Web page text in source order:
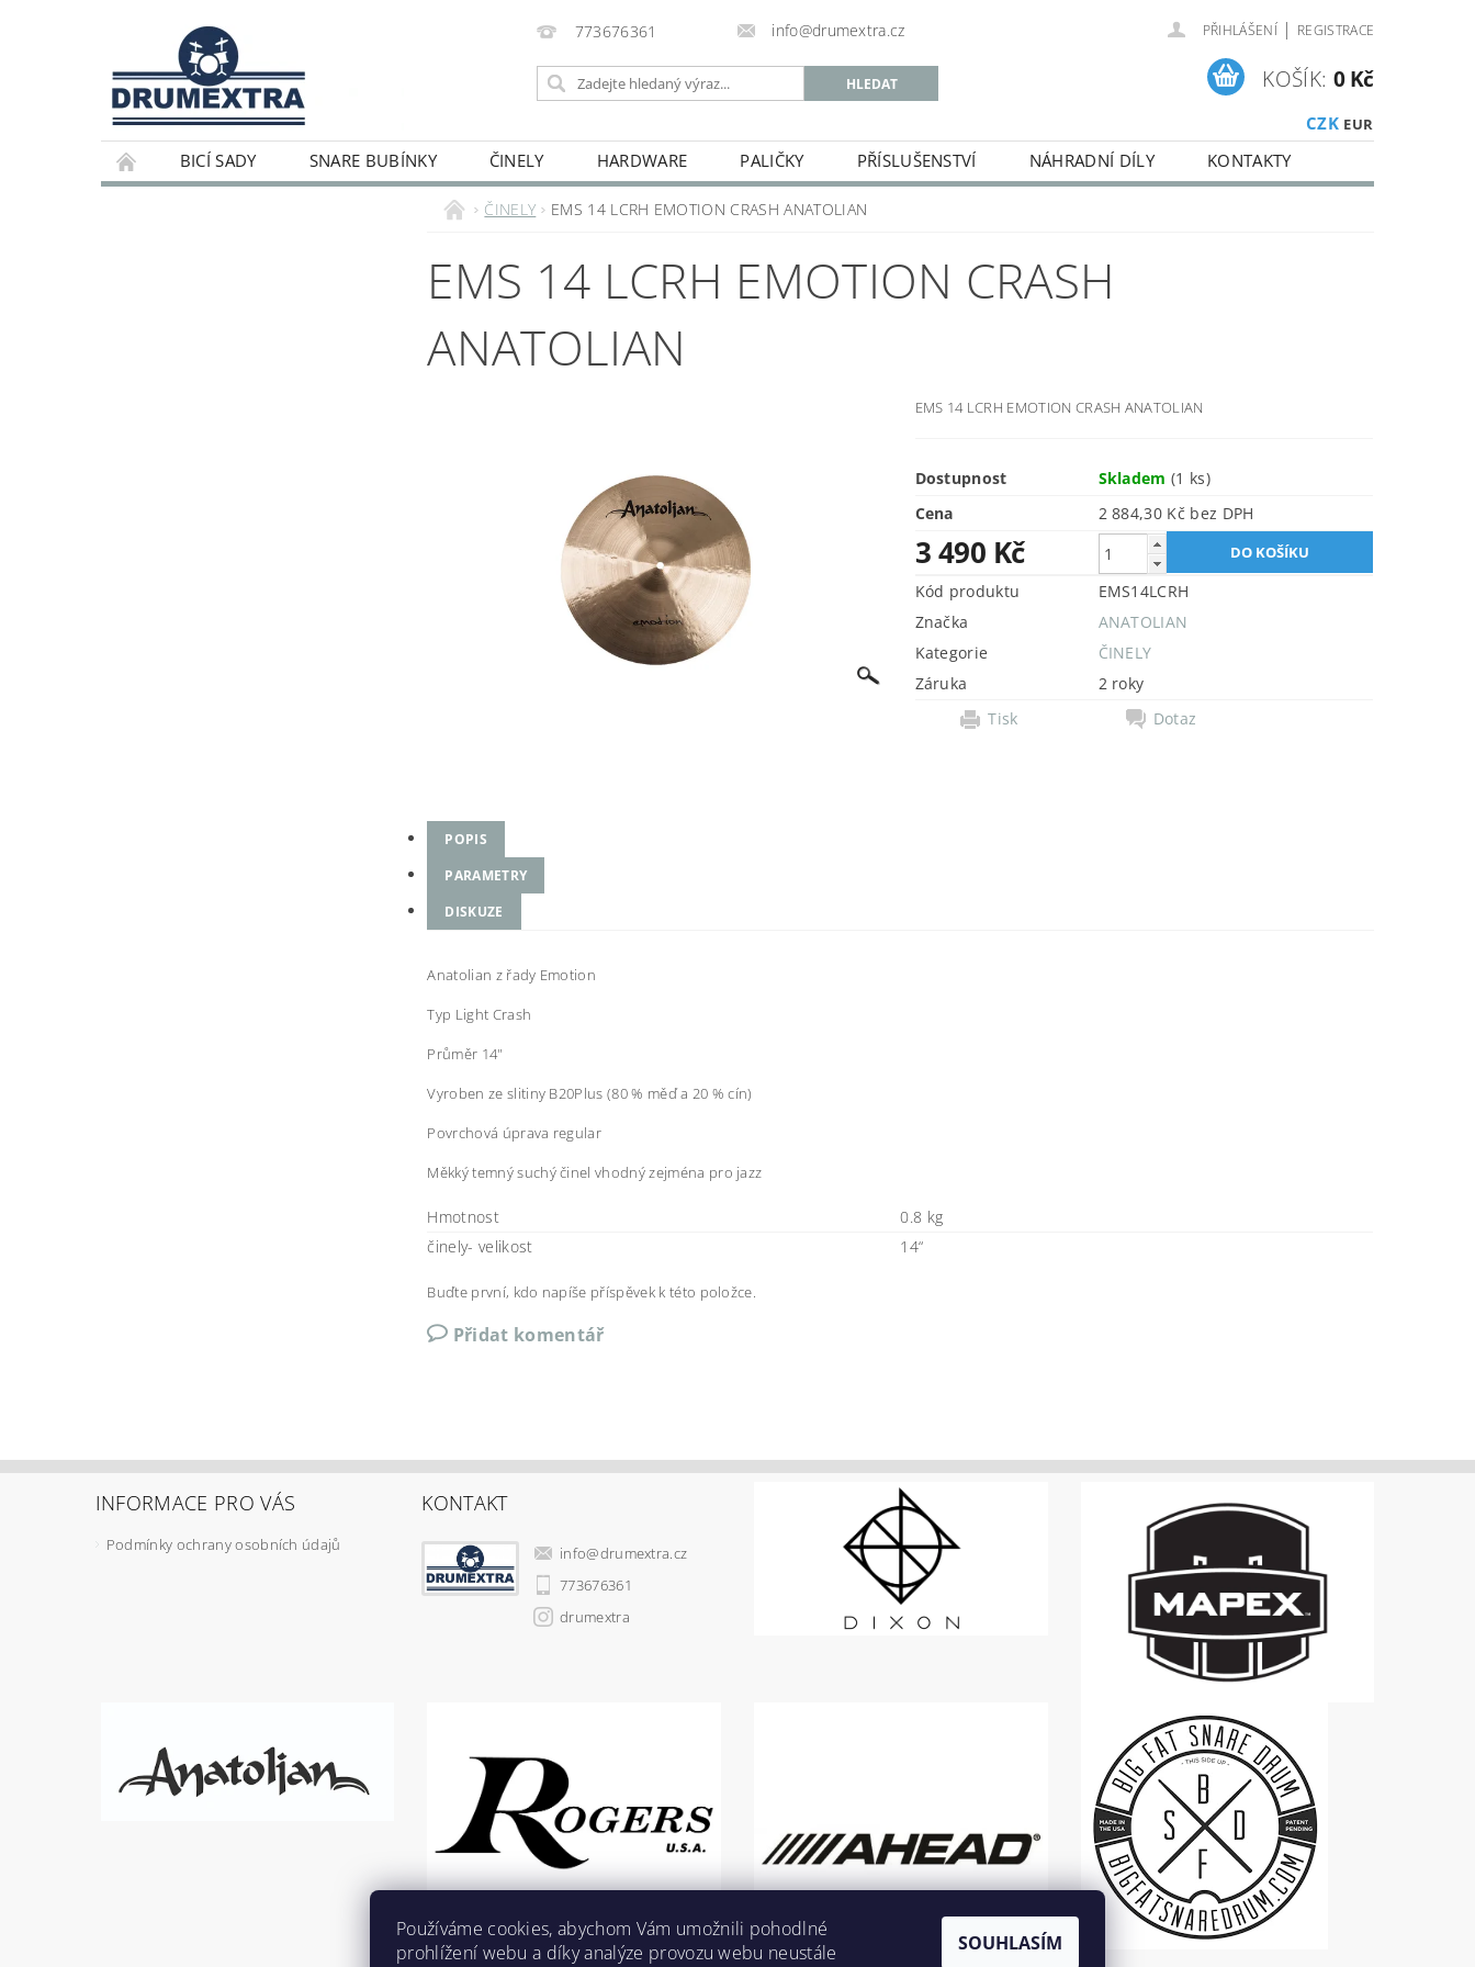
773676361 info@drumextra.cz PŘIHLÁŠENÍ | REGISTRACE
CZK EUR
KOŠÍK: 0 Kč
BICÍ SADY SNARE BUBÍNKY ČINELY HARDWARE PALIČKY PŘÍSLUŠENSTVÍ NÁHRADNÍ DÍLY KONTAKTY
ČINELY EMS 14 LCRH EMOTION CRASH ANATOLIAN
EMS 14 LCRH EMOTION CRASH
ANATOLIAN
EMS 14 LCRH EMOTION CRASH ANATOLIAN
Dostupnost Skladem(1 ks)
Cena
2 884,30 Kč bez DPH
3 490 Kč
Kód produktu
EMS14LCRH
Značka
ANATOLIAN
Kategorie
ČINELY
Záruka
2 roky
Tisk
Dotaz
POPIS
PARAMETRY
DISKUZE
Anatolian z řady Emotion
Typ Light Crash
Průměr 14"
Vyroben ze slitiny B20Plus (80 % měď a 20 % cín)
Povrchová úprava regular
Měkký temný suchý činel vhodný zejména pro jazz
Hmotnost
0.8 kg
činely- velikost
14“
Buďte první, kdo napíše příspěvek k této položce.
Přidat komentář
INFORMACE PRO VÁS
Podmínky ochrany osobních údajů
KONTAKT
info@drumextra.cz
773676361
drumextra
Používáme cookies, abychom Vám umožnili pohodlné
prohlížení webu a díky analýze provozu webu neustále
SOUHLASÍM